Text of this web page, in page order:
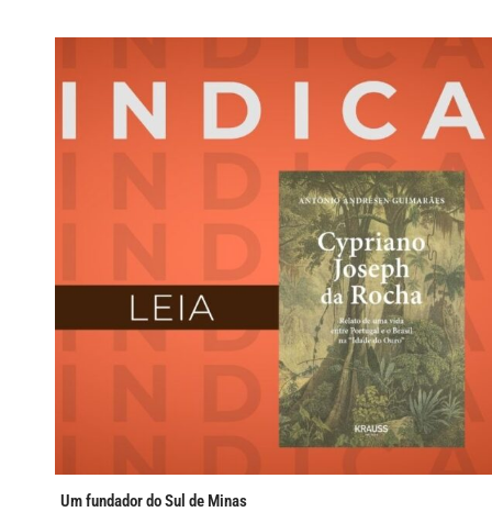
Um fundador do Sul de Minas